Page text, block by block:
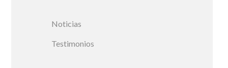
Noticias
Testimonios